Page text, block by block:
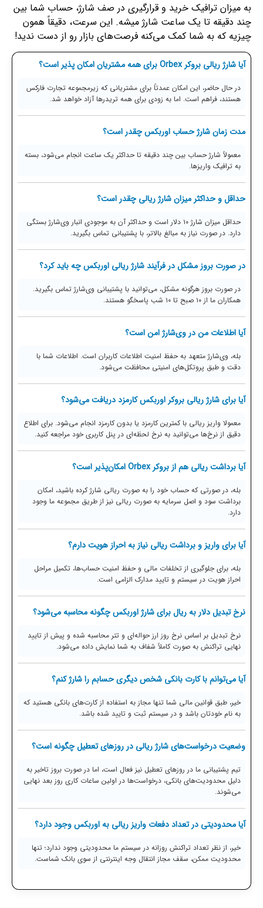
به میزان ترافیک خرید و قرارگیری در صف شارژ، حساب شما بین
چند دقیقه تا یک ساعت شارژ میشه. این سرعت، دقیقاً همون
چیزیه که به شما کمک می‌کنه فرصت‌های بازار رو از دست ندید!
آیا شارژ ریالی بروکر Orbex برای همه مشتریان امکان پذیر است؟
در حال حاضر، این امکان عمدتاً برای مشتریانی که زیرمجموعه تجارت فارکس
هستند، فراهم است. اما به زودی برای همه تریدرها آزاد خواهد شد.
مدت زمان شارژ حساب اوربکس چقدر است؟
معمولاً شارژ حساب بین چند دقیقه تا حداکثر یک ساعت انجام می‌شود، بسته
به ترافیک واریزها.
حداقل و حداکثر میزان شارژ ریالی چقدر است؟
حداقل میزان شارژ ۱۰ دلار است و حداکثر آن به موجودی انبار وی‌شارژ بستگی
دارد. در صورت نیاز به مبالغ بالاتر، با پشتیبانی تماس بگیرید.
در صورت بروز مشکل در فرآیند شارژ ریالی اوربکس چه باید کرد؟
در صورت بروز هرگونه مشکل، می‌توانید با پشتیبانی وی‌شارژ تماس بگیرید.
همکاران ما از ۱۰ صبح تا ۱۰ شب پاسخگو هستند.
آیا اطلاعات من در وی‌شارژ امن است؟
بله، وی‌شارژ متعهد به حفظ امنیت اطلاعات کاربران است. اطلاعات شما با
دقت و طبق پروتکل‌های امنیتی محافظت می‌شود.
آیا برای شارژ ریالی بروکر اوربکس کارمزد دریافت می‌شود؟
معمولا واریز ریالی با کمترین کارمزد یا بدون کارمزد انجام می‌شود. برای اطلاع
دقیق از نرخ‌ها می‌توانید به نرخ لحظه‌ای در پنل کاربری خود مراجعه کنید.
آیا برداشت ریالی هم از بروکر Orbex امکان‌پذیر است؟
بله، در صورتی که حساب خود را به صورت ریالی شارژ کرده باشید، امکان
برداشت سود و اصل سرمایه به صورت ریالی نیز از طریق مجموعه ما وجود
دارد.
آیا برای واریز و برداشت ریالی نیاز به احراز هویت دارم؟
بله، برای جلوگیری از تخلفات مالی و حفظ امنیت حساب‌ها، تکمیل مراحل
احراز هویت در سیستم و تایید مدارک الزامی است.
نرخ تبدیل دلار به ریال برای شارژ اوربکس چگونه محاسبه می‌شود؟
نرخ تبدیل بر اساس نرخ روز ارز حواله‌ای و تتر محاسبه شده و پیش از تایید
نهایی تراکنش به صورت کاملاً شفاف به شما نمایش داده می‌شود.
آیا می‌توانم با کارت بانکی شخص دیگری حسابم را شارژ کنم؟
خیر، طبق قوانین مالی شما تنها مجاز به استفاده از کارت‌های بانکی هستید که
به نام خودتان باشد و در سیستم ثبت و تایید شده باشد.
وضعیت درخواست‌های شارژ ریالی در روزهای تعطیل چگونه است؟
تیم پشتیبانی ما در روزهای تعطیل نیز فعال است، اما در صورت بروز تاخیر به
دلیل محدودیت‌های بانکی، درخواست‌ها در اولین ساعات کاری روز بعد نهایی
می‌شوند.
آیا محدودیتی در تعداد دفعات واریز ریالی به اوربکس وجود دارد؟
خیر، از نظر تعداد تراکنش روزانه در سیستم ما محدودیتی وجود ندارد؛ تنها
محدودیت ممکن، سقف مجاز انتقال وجه اینترنتی از سوی بانک شماست.